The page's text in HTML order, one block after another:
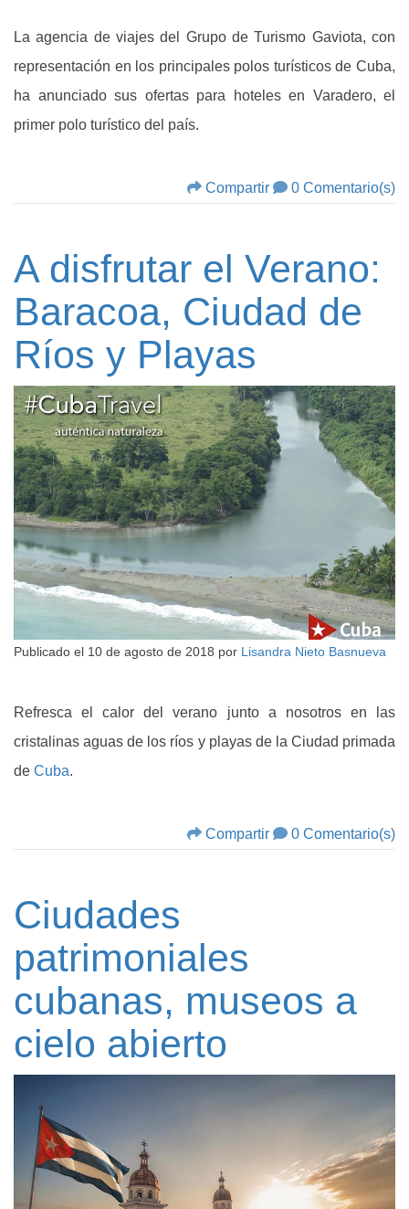
La agencia de viajes del Grupo de Turismo Gaviota, con
representación en los principales polos turísticos de Cuba,
ha anunciado sus ofertas para hoteles en Varadero, el
primer polo turístico del país.
Compartir 0 Comentario(s)
A disfrutar el Verano:
Baracoa, Ciudad de
Ríos y Playas
Publicado el 10 de agosto de 2018 por Lisandra Nieto Basnueva
Refresca el calor del verano junto a nosotros en las
cristalinas aguas de los ríos y playas de la Ciudad primada
de Cuba.
Compartir 0 Comentario(s)
Ciudades
patrimoniales
cubanas, museos a
cielo abierto